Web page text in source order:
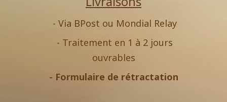
- Via BPost ou Mondial Relay
- Traitement en 1 à 2 jours
ouvrables
- Formulaire de rétractation